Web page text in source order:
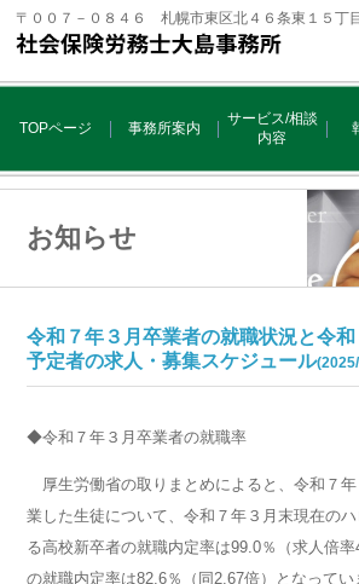
〒００７－０８４６ 札幌市東区北４６条東１５丁
TOPページ 事務所案内
サービス/相談
内容
お知らせ
令和７年３月卒業者の就職状況と令
予定者の求人・募集スケジュール
◆令和７年３月卒業者の就職率
厚生労働省の取りまとめによると、令和７
業した生徒について、令和７年３月末現在の
る高校新卒者の就職内定率は99.0％（求人倍率
の就職内定率は82.6％（同2.67倍）となって